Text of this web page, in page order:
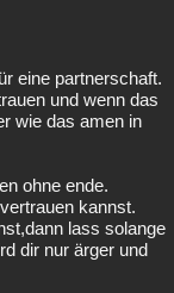
eine partnerschaft.
und wenn das
wie das amen in
ohne ende.
kannst.
lass solange
dir nur ärger und